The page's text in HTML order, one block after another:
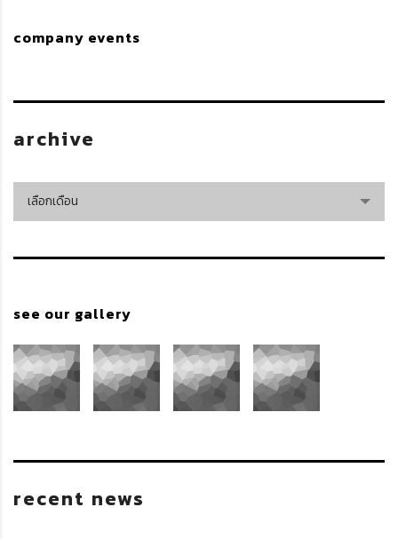
company events
archive
archive
เลือกเดือน
see our gallery
recent news